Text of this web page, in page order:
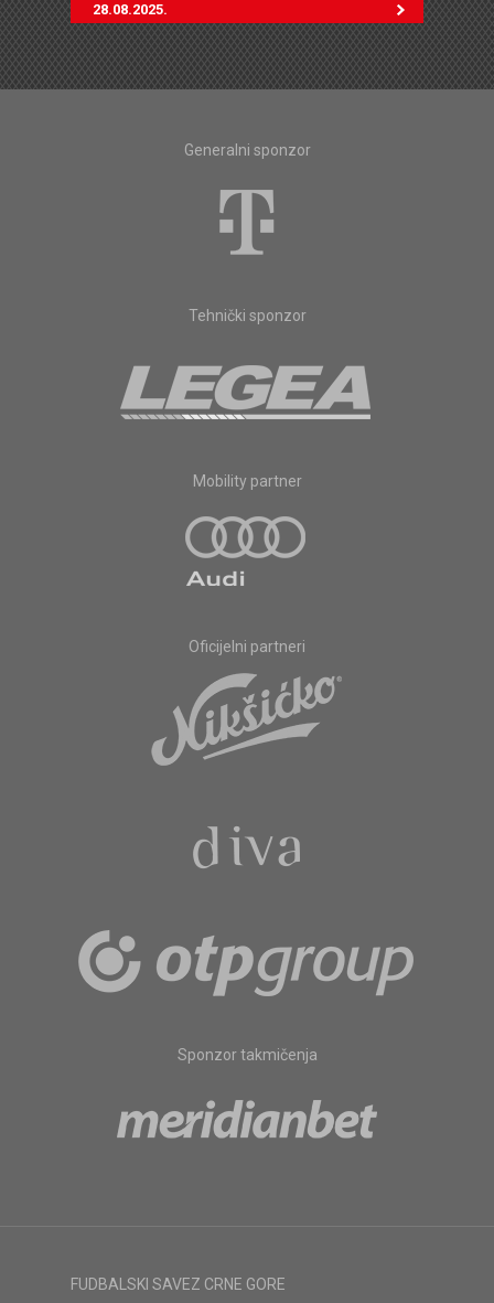
28.08.2025.
Generalni sponzor
Tehnički sponzor
Mobility partner
Oficijelni partneri
Sponzor takmičenja
FUDBALSKI SAVEZ CRNE GORE